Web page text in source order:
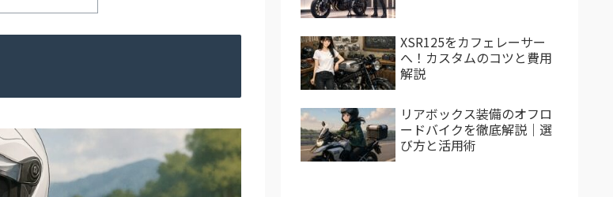
XSR125をカフェレーサー
へ！カスタムのコツと費用
解説
リアボックス装備のオフロ
ードバイクを徹底解説｜選
び方と活用術